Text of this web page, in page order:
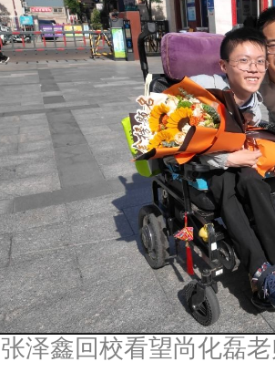
张泽鑫回校看望尚化磊